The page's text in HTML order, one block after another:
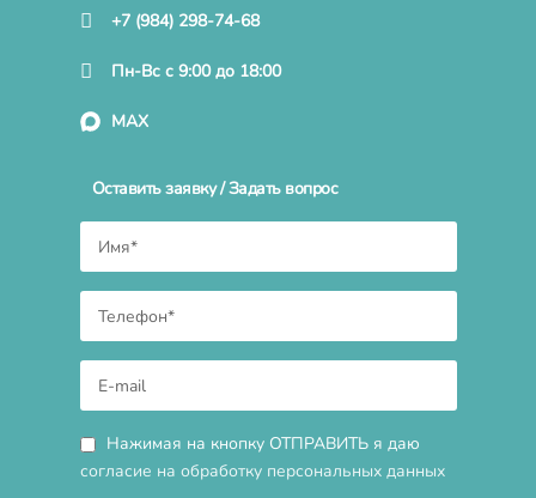
+7 (984) 298-74-68
Пн-Вс с 9:00 до 18:00
MAX
Оставить заявку / Задать вопрос
Нажимая на кнопку ОТПРАВИТЬ я даю
согласие на обработку персональных данных